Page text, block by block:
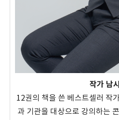
작가 남
12권의 책을 쓴 베스트셀러 작
과 기관을 대상으로 강의하는